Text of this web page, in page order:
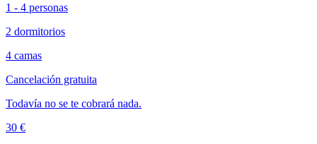
1 - 4 personas
2 dormitorios
4 camas
Cancelación gratuita
Todavía no se te cobrará nada.
30 €